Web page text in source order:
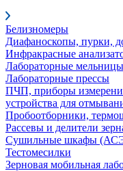
Белизномеры
Диафаноскопы, пурки,
Инфракрасные
Лабораторные мельницы
Лабораторные прессы
ПЧП, приборы
устройства для
Пробоотборники,
Рассевы и делители
Сушильные шкафы
Тестомесилки
Зерновая мобильная